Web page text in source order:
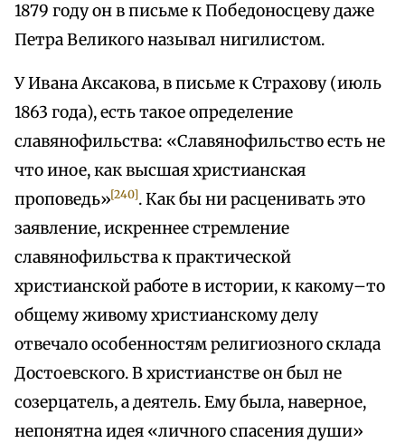
1879 году он в письме к Победоносцеву даже
Петра Великого называл нигилистом.
У Ивана Аксакова, в письме к Страхову (июль
1863 года), есть такое определение
славянофильства: «Славянофильство есть не
что иное, как высшая христианская
проповедь»[240]. Как бы ни расценивать это
заявление, искреннее стремление
славянофильства к практической
христианской работе в истории, к какому–то
общему живому христианскому делу
отвечало особенностям религиозного склада
Достоевского. В христианстве он был не
созерцатель, а деятель. Ему была, наверное,
непонятна идея «личного спасения души»